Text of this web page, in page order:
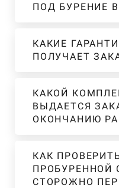
ПОД БУРЕНИЕ
КАКИЕ
ПОЛУЧАЕТ
КАКОЙ
ВЫДАЕТСЯ
ОКОНЧАНИЮ
КАК
ПРОБУРЕННОЙ
СТОРОЖНО